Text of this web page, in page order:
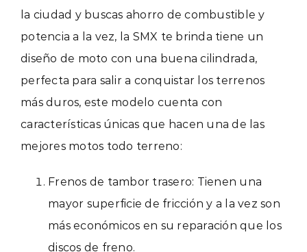
la ciudad y buscas ahorro de combustible y
potencia a la vez, la SMX te brinda tiene un
diseño de moto con una buena cilindrada,
perfecta para salir a conquistar los terrenos
más duros, este modelo cuenta con
características únicas que hacen una de las
mejores motos todo terreno:
Frenos de tambor trasero: Tienen una
mayor superficie de fricción y a la vez son
más económicos en su reparación que los
discos de freno.